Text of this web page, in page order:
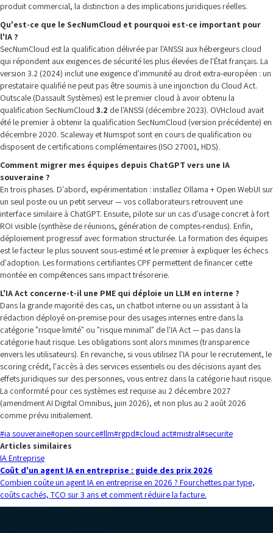
produit commercial, la distinction a des implications juridiques réelles.
Qu'est-ce que le SecNumCloud et pourquoi est-ce important pour
l'IA ?
SecNumCloud est la qualification délivrée par l'ANSSI aux hébergeurs cloud
qui répondent aux exigences de sécurité les plus élevées de l'État français. La
version 3.2 (2024) inclut une exigence d'immunité au droit extra-européen : un
prestataire qualifié ne peut pas être soumis à une injonction du Cloud Act.
Outscale (Dassault Systèmes) est le premier cloud à avoir obtenu la
qualification SecNumCloud 3.2 de l'ANSSI (décembre 2023). OVHcloud avait
été le premier à obtenir la qualification SecNumCloud (version précédente) en
décembre 2020. Scaleway et Numspot sont en cours de qualification ou
disposent de certifications complémentaires (ISO 27001, HDS).
Comment migrer mes équipes depuis ChatGPT vers une IA
souveraine ?
En trois phases. D'abord, expérimentation : installez Ollama + Open WebUI sur
un seul poste ou un petit serveur — vos collaborateurs retrouvent une
interface similaire à ChatGPT. Ensuite, pilote sur un cas d'usage concret à fort
ROI visible (synthèse de réunions, génération de comptes-rendus). Enfin,
déploiement progressif avec formation structurée. La formation des équipes
est le facteur le plus souvent sous-estimé et le premier à expliquer les échecs
d'adoption. Les formations certifiantes CPF permettent de financer cette
montée en compétences sans impact trésorerie.
L'IA Act concerne-t-il une PME qui déploie un LLM en interne ?
Dans la grande majorité des cas, un chatbot interne ou un assistant à la
rédaction déployé on-premise pour des usages internes entre dans la
catégorie "risque limité" ou "risque minimal" de l'IA Act — pas dans la
catégorie haut risque. Les obligations sont alors minimes (transparence
envers les utilisateurs). En revanche, si vous utilisez l'IA pour le recrutement, le
scoring crédit, l'accès à des services essentiels ou des décisions ayant des
effets juridiques sur des personnes, vous entrez dans la catégorie haut risque.
La conformité pour ces systèmes est requise au 2 décembre 2027
(amendment AI Digital Omnibus, juin 2026), et non plus au 2 août 2026
comme prévu initialement.
#ia souveraine#open source#llm#rgpd#cloud act#mistral#securite
Articles similaires
IA Entreprise
Coût d'un agent IA en entreprise : guide des prix 2026
Combien coûte un agent IA en entreprise en 2026 ? Fourchettes par type,
coûts cachés, TCO sur 3 ans et comment réduire la facture.